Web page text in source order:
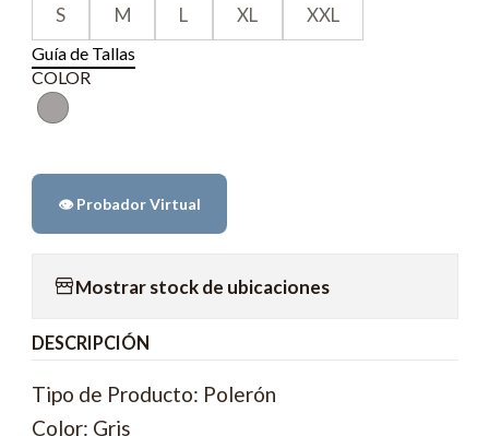
S M L XL XXL
Guía de Tallas
COLOR
👁️ Probador Virtual
Mostrar stock de ubicaciones
DESCRIPCIÓN
Tipo de Producto: Polerón
Color: Gris